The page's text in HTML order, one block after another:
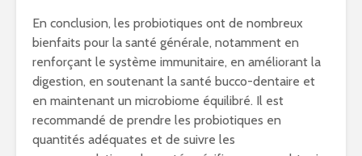
En conclusion, les probiotiques ont de nombreux
bienfaits pour la santé générale, notamment en
renforçant le système immunitaire, en améliorant la
digestion, en soutenant la santé bucco-dentaire et
en maintenant un microbiome équilibré. Il est
recommandé de prendre les probiotiques en
quantités adéquates et de suivre les